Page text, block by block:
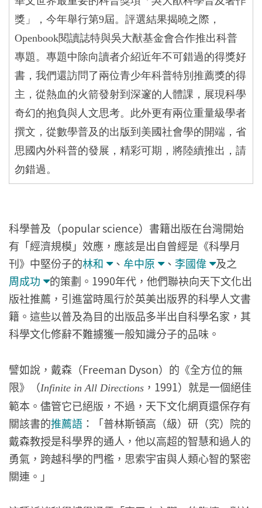
獎」，今年舉行第9屆。評選結果揭曉之際，
Openbook閱讀誌特與吳大猷基金會合作推出科普
專題。專題中除向讀者介紹近年不可錯過的得獎好
書，我們還訪問了兩位青少年科普特別推薦獎的得
主，從熱血的火箭發射到深邃的人體課，展現科學
奇幻的抱負與人文思考。此外更有兩位重量級學者
撰文，從數學普及的出版到美國社會學的開端，省
思國內外科普的發展，精彩可期，將陸續推出，請
勿錯過。
科學普及（popular science）書籍出版在台灣開始
有「經濟規模」效應，應該是出自曾經是《科學月
刊》中堅份子的林和 、 牟中原 、 李國偉
及之
周成功
的策劃。1990年代，他們聯袂向天下文化出
版社推薦，引進當時風行於英美出版界的科學人文書
籍。這些以普及為目的出版品多半出自科學名家，其
科學文化修辭不難擄獲一般知識分子的品味。
譬如說，戴森（Freeman Dyson）的《全方位的無
限》（Infinite in All Directions ，1991）就是一個絕佳
範本。儘管它已絕版，不過，天下文化網頁還保存有
關該書的推薦語 ：「普林斯頓高（級）研（究）院的
戴森教授是科學界的通人，他以高超的智慧和過人的
勇氣，跨越科學的門檻，思索宇宙與人類心智的緊密
關連。」